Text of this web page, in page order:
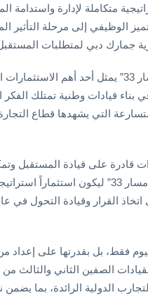
استراتيجية متكاملة لإدارة
الوظيفي إلى مرحلة
جمارك دبي لمتطلبات
وأكد الدكتور عبدالله بوسناد، مدير عام جمارك دبي، أن “مسار 33” يمثل
قيادات وطنية تمتلك الفكر
التي يشهدها قطاع
قادرة على قيادة المستقبل
الطموحات إلى إنجازات مستدامة، ومن هذا المنطلق، جاء “مسار 33”
القرار وقيادة التحول في
فقط، بل بقدرتها على إعداد
الصفين الثاني والثالث من
الدولية الرائدة، بما يضمن